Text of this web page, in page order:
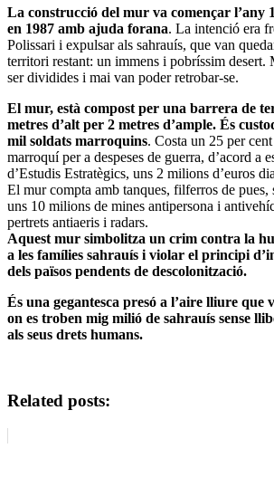
La construcció del mur va començar l’any
en 1987 amb ajuda forana. La intenció era
Polissari i expulsar als sahrauís, que van
territori restant: un immens i pobríssim desert.
ser dividides i mai van poder retrobar-se.
El mur, està compost per una barrera de
metres d’alt per 2 metres d’ample. És
mil soldats marroquins. Costa un 25 per
marroquí per a despeses de guerra, d’acord a
d’Estudis Estratègics, uns 2 milions d’euros
El mur compta amb tanques, filferros de pues,
uns 10 milions de mines antipersona i
pertrets antiaeris i radars.
Aquest mur simbolitza un crim contra la
a les famílies sahrauís i violar el principi
dels països pendents de descolonització.
És una gegantesca presó a l’aire lliure que
on es troben mig milió de sahrauís sense
als seus drets humans.
Related posts: